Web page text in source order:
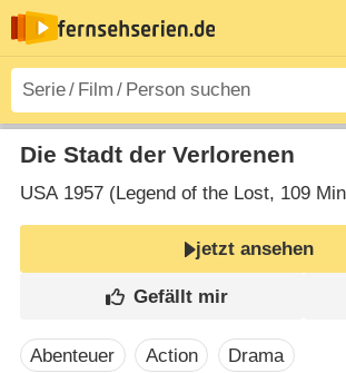
Die Stadt der Verlorenen
USA1957 (Legend of the Lost‎, 109
jetzt ansehen
Abenteuer Action Drama